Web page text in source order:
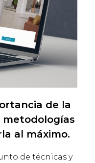
de la
metodologías
al máximo.
de técnicas y